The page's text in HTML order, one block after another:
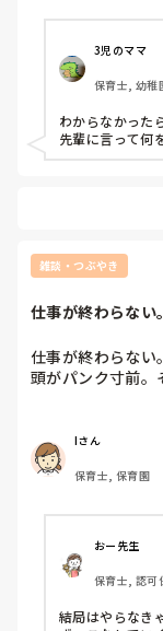
3児のママ
保育士, 幼稚
わからなかった
先輩に言って何
雑談・つぶやき
仕事が終わらな
仕事が終わらない
頭がパンク寸前。
Iさん
保育士, 保育園
おー先生
保育士, 認可
結局はやらなき